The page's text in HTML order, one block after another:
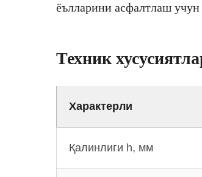
ёълларини асфалтлаш
Техник
Характерли
Қалинлиги h, мм